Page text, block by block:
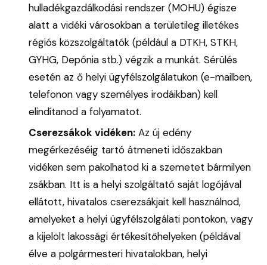
hulladékgazdálkodási rendszer (MOHU) égisze
alatt a vidéki városokban a területileg illetékes
régiós közszolgáltatók (például a DTKH, STKH,
GYHG, Depónia stb.) végzik a munkát. Sérülés
esetén az ő helyi ügyfélszolgálatukon (e-mailben,
telefonon vagy személyes irodáikban) kell
elindítanod a folyamatot.
Cserezsákok vidéken: Az új edény
megérkezéséig tartó átmeneti időszakban
vidéken sem pakolhatod ki a szemetet bármilyen
zsákban. Itt is a helyi szolgáltató saját logójával
ellátott, hivatalos cserezsákjait kell használnod,
amelyeket a helyi ügyfélszolgálati pontokon, vagy
a kijelölt lakossági értékesítőhelyeken (példával
élve a polgármesteri hivatalokban, helyi